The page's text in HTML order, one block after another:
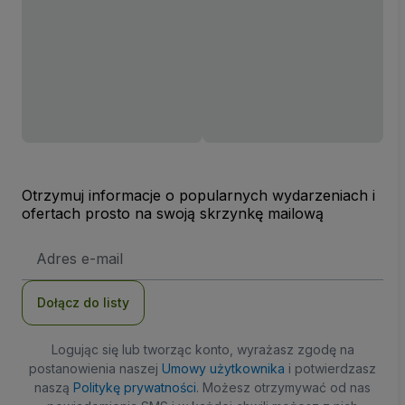
Otrzymuj informacje o popularnych wydarzeniach i
ofertach prosto na swoją skrzynkę mailową
e-
Dołącz do listy
Logując się lub tworząc konto, wyrażasz zgodę na
postanowienia naszej Umowy użytkownika i potwierdzasz
naszą Politykę prywatności. Możesz otrzymywać od nas